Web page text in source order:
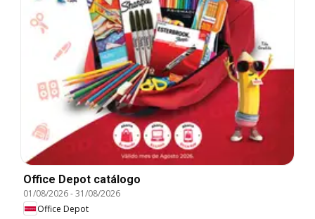
Office Depot catálogo
01/08/2026-31/08/2026
Office Depot